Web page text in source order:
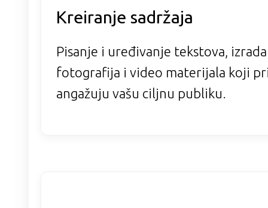
Kreiranje sadržaja
Pisanje i uređivanje tekstova, izrada
fotografija i video materijala koji
angažuju vašu ciljnu publiku.